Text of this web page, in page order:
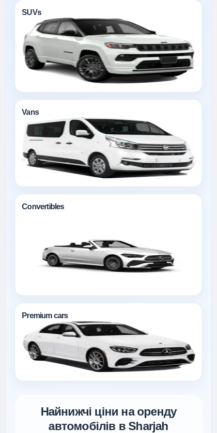
SUVs
Vans
Convertibles
Premium cars
Найнижчі ціни на оренду
автомобілів в Sharjah